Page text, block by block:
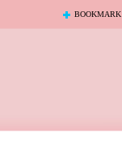
BOOKMARK